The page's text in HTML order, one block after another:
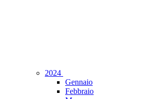
2024
Gennaio
Febbraio